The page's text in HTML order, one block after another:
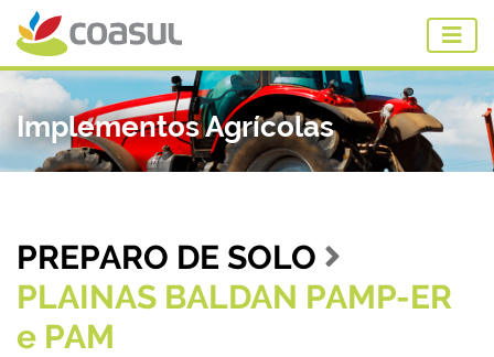
Implementos Agrícolas
PREPARO DE SOLO
PLAINAS BALDAN PAMP-ER
e PAM